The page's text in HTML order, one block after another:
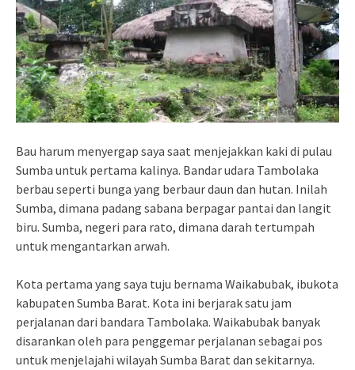
Bau harum menyergap saya saat menjejakkan kaki di pulau
Sumba untuk pertama kalinya. Bandar udara Tambolaka
berbau seperti bunga yang berbaur daun dan hutan. Inilah
Sumba, dimana padang sabana berpagar pantai dan langit
biru. Sumba, negeri para rato, dimana darah tertumpah
untuk mengantarkan arwah.
Kota pertama yang saya tuju bernama Waikabubak, ibukota
kabupaten Sumba Barat. Kota ini berjarak satu jam
perjalanan dari bandara Tambolaka. Waikabubak banyak
disarankan oleh para penggemar perjalanan sebagai pos
untuk menjelajahi wilayah Sumba Barat dan sekitarnya.